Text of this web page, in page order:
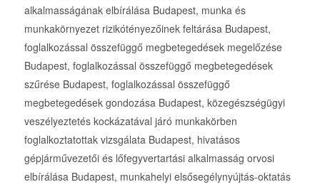
alkalmasságának elbírálása Budapest, munka és
munkakörnyezet rizikótényezőinek feltárása Budapest,
foglalkozással összefüggő megbetegedések megelőzése
Budapest, foglalkozással összefüggő megbetegedések
szűrése Budapest, foglalkozással összefüggő
megbetegedések gondozása Budapest, közegészségügyi
veszélyeztetés kockázatával járó munkakörben
foglalkoztatottak vizsgálata Budapest, hivatásos
gépjárművezetői és lőfegyvertartási alkalmasság orvosi
elbírálása Budapest, munkahelyi elsősegélynyújtás-oktatás